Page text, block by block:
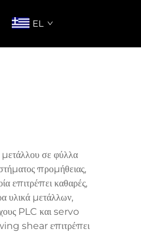
EL
σε φύλλα
προμήθειας,
επιτρέπει καθαρές,
υλικά μετάλλων,
PLC και servo
shear επιτρέπει